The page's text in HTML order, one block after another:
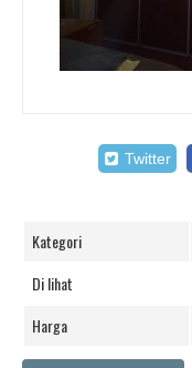
Twitter
Kategori
Di lihat
Harga